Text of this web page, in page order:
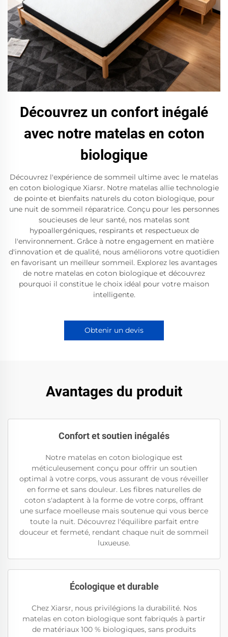
Découvrez un confort inégalé
avec notre matelas en coton
biologique
Découvrez l'expérience de sommeil ultime avec le matelas
en coton biologique Xiarsr. Notre matelas allie technologie
de pointe et bienfaits naturels du coton biologique, pour
une nuit de sommeil réparatrice. Conçu pour les personnes
soucieuses de leur santé, nos matelas sont
hypoallergéniques, respirants et respectueux de
l'environnement. Grâce à notre engagement en matière
d'innovation et de qualité, nous améliorons votre quotidien
en favorisant un meilleur sommeil. Explorez les avantages
de notre matelas en coton biologique et découvrez
pourquoi il constitue le choix idéal pour votre maison
intelligente.
Obtenir un devis
Avantages du produit
Confort et soutien inégalés
Notre matelas en coton biologique est
méticuleusement conçu pour offrir un soutien
optimal à votre corps, vous assurant de vous réveiller
en forme et sans douleur. Les fibres naturelles de
coton s'adaptent à la forme de votre corps, offrant
une surface moelleuse mais soutenue qui vous berce
toute la nuit. Découvrez l'équilibre parfait entre
douceur et fermeté, rendant chaque nuit de sommeil
luxueuse.
Écologique et durable
Chez Xiarsr, nous privilégions la durabilité. Nos
matelas en coton biologique sont fabriqués à partir
de matériaux 100 % biologiques, sans produits